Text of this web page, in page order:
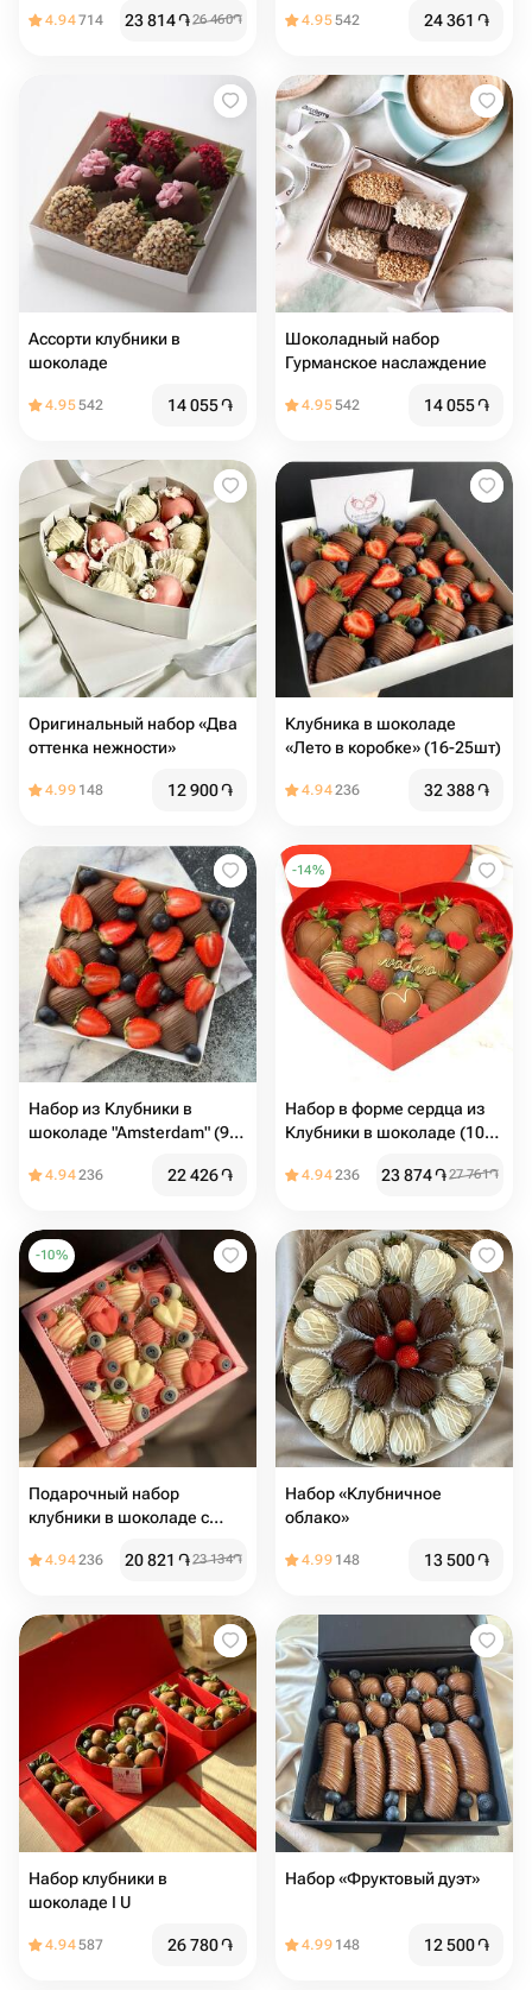
4.94714 23 814֏26 460֏ 4.95542 24 361 ֏
Ассорти клубники в
шоколаде
4.95542 14 055֏
Шоколадный набор
Гурманское наслаждение
4.95542 14 055֏
Оригинальный набор «Два
оттенка нежности»
4.99 148 12 900֏
Клубника в шоколаде
«Лето в коробке» (16-25шт)
4.94236 32 388֏
Набор из Клубники в
шоколаде "Amsterdam" (9-
4.94236 22 426֏
-14%
Набор в форме сердца из
Клубники в шоколаде (10-
4.94236 23 874֏27 761֏
-10%
Подарочный набор
клубники в шоколаде с
4.94236 20 821 ֏23 134֏
Набор «Клубничное
облако»
4.99 148 13 500֏
Набор клубники в
шоколаде I ️U
4.94587 26 780֏
Набор «Фруктовый дуэт»
4.99 148 12 500֏